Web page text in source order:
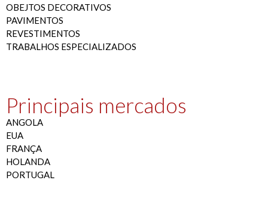
OBEJTOS DECORATIVOS
PAVIMENTOS
REVESTIMENTOS
TRABALHOS ESPECIALIZADOS
Principais mercados
ANGOLA
EUA
FRANÇA
HOLANDA
PORTUGAL